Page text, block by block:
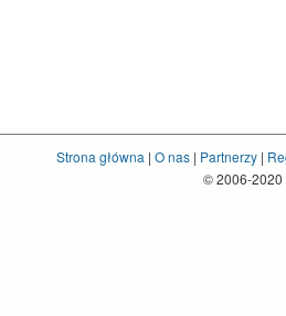
Strona główna | O nas| Partnerzy|
© 2006-2020